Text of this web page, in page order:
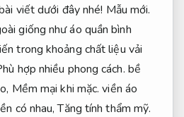
viết dưới đây nhé! Mẫu mới.
giống như áo quần bình
trong khoảng chất liệu vải
hợp nhiều phong cách. bề
Mềm mại khi mặc. viền áo
có nhau,Tăng tính thẩm mỹ.